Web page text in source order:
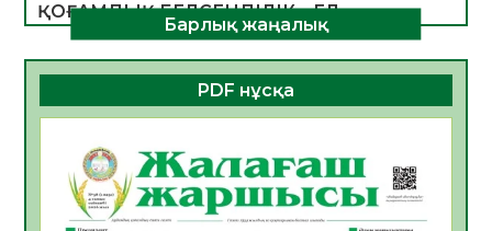
ҚОҒАМДЫҚ БЕЛСЕНДІЛІК – ЕЛ
ДАМУЫНЫҢ НЕГІЗІ
06.08.2026
40 0
ҚҰРЫЛТАЙ САЙЛАУЫ – БОЛАШАҚҚА
БАСТАР ЖАУАПТЫ ТАҢДАУ
06.08.2026
Инфекциялық ауруларға қарсы иммундау
жұмыстарының тиімділігі
Барлық жаңалық
PDF нұсқа